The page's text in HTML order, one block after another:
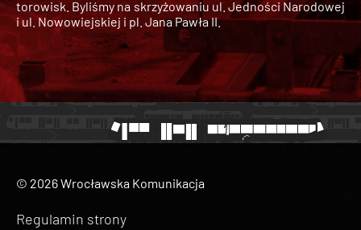
torowisk. Byliśmy na skrzyżowaniu ul. Jedności Narodowej
i ul. Nowowiejskiej i pl. Jana Pawła II.
© 2026 Wrocławska Komunikacja
Regulamin strony